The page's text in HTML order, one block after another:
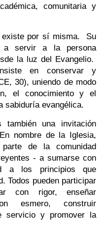
comunitaria y
existe por sí misma. Su
a servir a la persona
la luz del Evangelio.
en conservar y
30), uniendo de modo
el conocimiento y el
sabiduría evangélica.
también una invitación
nombre de la Iglesia,
de la comunidad
- a sumarse con
a los principios que
Todos pueden participar
con rigor, enseñar
esmero, construir
servicio y promover la